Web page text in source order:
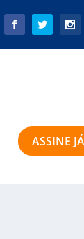
ASSINE JÁ